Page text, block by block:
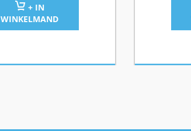
+ IN
WINKELMAND